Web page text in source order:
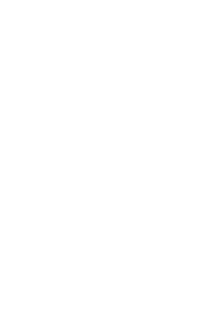
La isla de
con un «refugio
dar acogida a